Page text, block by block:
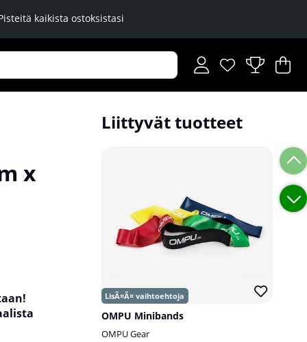
kaikista ostoksistasi
Toivelista
Lukumäärä
.
.
x
Liittyvät tuotteet
OMPU Minibands
OMPU Gear